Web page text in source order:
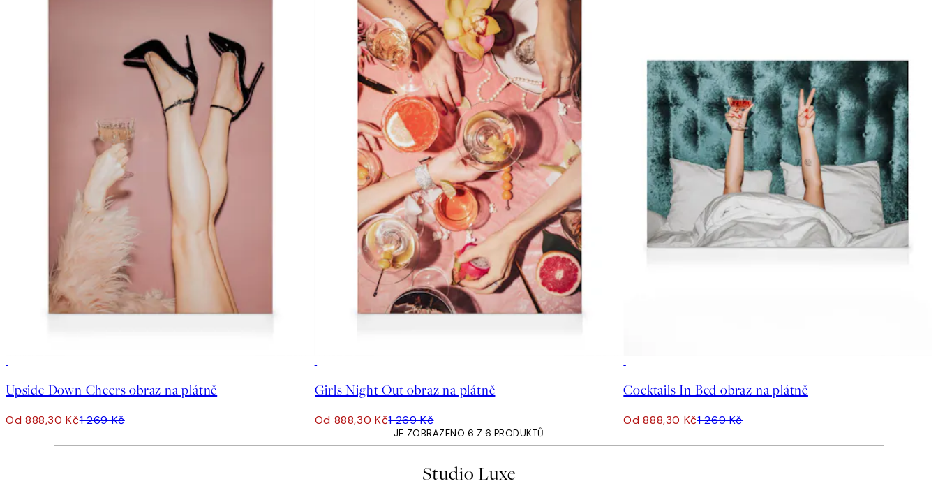
Upside Down Cheers obraz na plátně
Od 888,30 Kč1 269 Kč
Girls Night Out obraz na plátně
Od 888,30 Kč1 269 Kč
Cocktails In Bed obraz na plátně
Od 888,30 Kč1 269 Kč
JE ZOBRAZENO 6 Z 6 PRODUKTŮ
Studio Luxe